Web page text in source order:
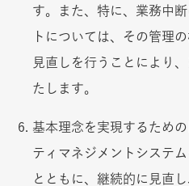
す。また、特に、業務中
トについては、その管理
見直しを行うことにより
たします。
基本理念を実現するため
ティマネジメントシステ
とともに、継続的に見直